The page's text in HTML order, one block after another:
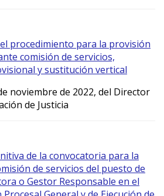
procedimiento para la provisión
comisión de servicios,
y sustitución vertical
noviembre de 2022, del Director
de Justicia
de la convocatoria para la
de servicios del puesto de
o Gestor Responsable en el